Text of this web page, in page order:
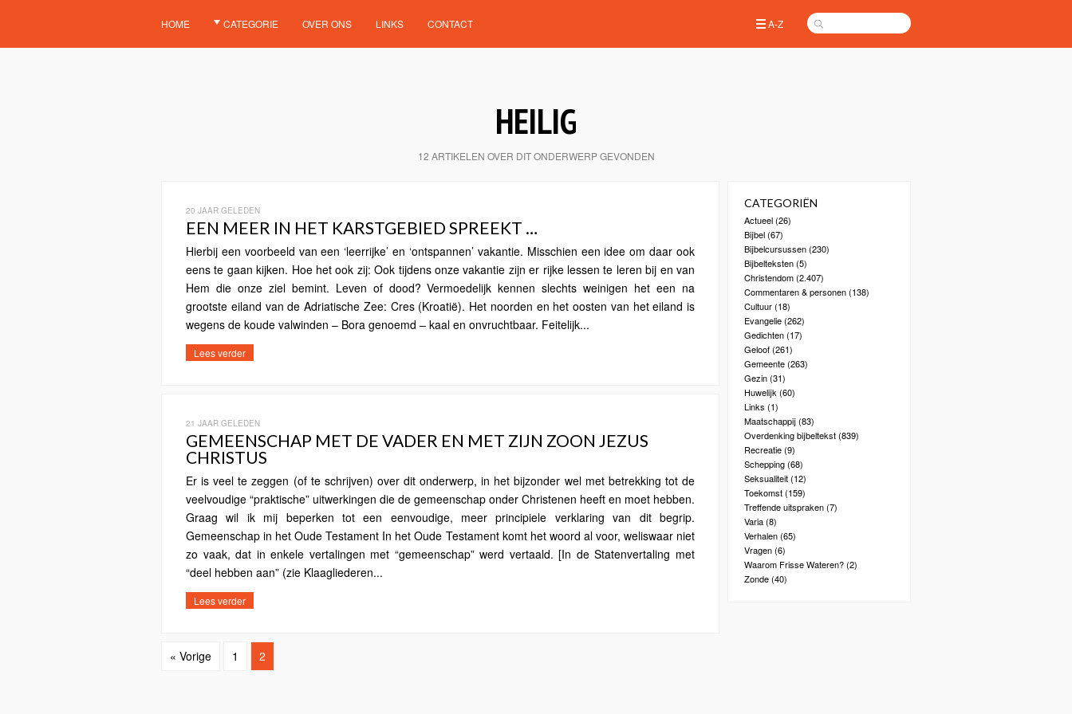
HOME CATEGORIE OVER ONS LINKS CONTACT A-Z
HEILIG
12 ARTIKELEN OVER DIT ONDERWERP GEVONDEN
20 JAAR GELEDEN
EEN MEER IN HET KARSTGEBIED SPREEKT …
Hierbij een voorbeeld van een ‘leerrijke’ en ‘ontspannen’ vakantie. Misschien een idee om daar ook
eens te gaan kijken. Hoe het ook zij: Ook tijdens onze vakantie zijn er rijke lessen te leren bij en van
Hem die onze ziel bemint. Leven of dood? Vermoedelijk kennen slechts weinigen het een na
grootste eiland van de Adriatische Zee: Cres (Kroatië). Het noorden en het oosten van het eiland is
wegens de koude valwinden – Bora genoemd – kaal en onvruchtbaar. Feitelijk...
Lees verder
21 JAAR GELEDEN
GEMEENSCHAP MET DE VADER EN MET ZIJN ZOON JEZUS
CHRISTUS
Er is veel te zeggen (of te schrijven) over dit onderwerp, in het bijzonder wel met betrekking tot de
veelvoudige “praktische” uitwerkingen die de gemeenschap onder Christenen heeft en moet hebben.
Graag wil ik mij beperken tot een eenvoudige, meer principiele verklaring van dit begrip.
Gemeenschap in het Oude Testament In het Oude Testament komt het woord al voor, weliswaar niet
zo vaak, dat in enkele vertalingen met “gemeenschap” werd vertaald. [In de Statenvertaling met
“deel hebben aan” (zie Klaagliederen...
Lees verder
« Vorige 1 2
CATEGORIËN
Actueel(26)
Bijbel(67)
Bijbelcursussen(230)
Bijbelteksten(5)
Christendom(2.407)
Commentaren & personen(138)
Cultuur(18)
Evangelie(262)
Gedichten(17)
Geloof(261)
Gemeente(263)
Gezin(31)
Huwelijk (60)
Links (1)
Maatschappij(83)
Overdenking bijbeltekst(839)
Recreatie(9)
Schepping(68)
Seksualiteit(12)
Toekomst(159)
Treffende uitspraken(7)
Varia(8)
Verhalen(65)
Vragen(6)
Waarom Frisse Wateren?(2)
Zonde(40)